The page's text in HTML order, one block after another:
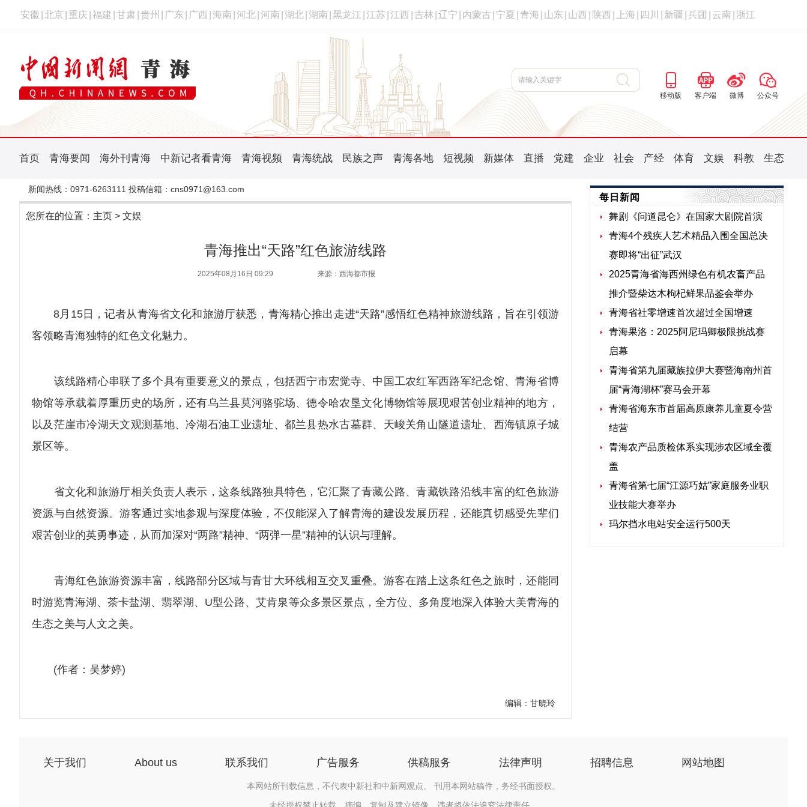
安徽 北京 重庆 福建 甘肃 贵州 广东 广西 海南 河北 河南 湖北 湖南 黑龙江 江苏 江西 吉林 辽宁 内蒙古 宁夏 青海 山东 山西 陕西 上海 四川 新疆 兵团 云南 浙江
移动版 客户端 微博 公众号
首页 青海要闻 海外刊青海 中新记者看青海 青海视频 青海统战 民族之声 青海各地 短视频 新媒体 直播 党建 企业 社会 产经 体育 文娱 科教 生态
新闻热线：0971-6263111 投稿信箱：cns0971@163.com
您所在的位置： 主页 > 文娱
青海推出“天路”红色旅游线路
2025年08月16日 09:29 来源：西海都市报
8月15日，记者从青海省文化和旅游厅获悉，青海精心推出走进“天路”感悟红色精神旅游线路，旨在引领游
客领略青海独特的红色文化魅力。
该线路精心串联了多个具有重要意义的景点，包括西宁市宏觉寺、中国工农红军西路军纪念馆、青海省博
物馆等承载着厚重历史的场所，还有乌兰县莫河骆驼场、德令哈农垦文化博物馆等展现艰苦创业精神的地方，
以及茫崖市冷湖天文观测基地、冷湖石油工业遗址、都兰县热水古墓群、天峻关角山隧道遗址、西海镇原子城
景区等。
省文化和旅游厅相关负责人表示，这条线路独具特色，它汇聚了青藏公路、青藏铁路沿线丰富的红色旅游
资源与自然资源。游客通过实地参观与深度体验，不仅能深入了解青海的建设发展历程，还能真切感受先辈们
艰苦创业的英勇事迹，从而加深对“两路”精神、“两弹一星”精神的认识与理解。
青海红色旅游资源丰富，线路部分区域与青甘大环线相互交叉重叠。游客在踏上这条红色之旅时，还能同
时游览青海湖、茶卡盐湖、翡翠湖、U型公路、艾肯泉等众多景区景点，全方位、多角度地深入体验大美青海的
生态之美与人文之美。
(作者：吴梦婷)
编辑：甘晓玲
每日新闻
舞剧《问道昆仑》在国家大剧院首演
青海4个残疾人艺术精品入围全国总决
赛即将“出征”武汉
2025青海省海西州绿色有机农畜产品
推介暨柴达木枸杞鲜果品鉴会举办
青海省社零增速首次超过全国增速
青海果洛：2025阿尼玛卿极限挑战赛
启幕
青海省第九届藏族拉伊大赛暨海南州首
届“青海湖杯”赛马会开幕
青海省海东市首届高原康养儿童夏令营
结营
青海农产品质检体系实现涉农区域全覆
盖
青海省第七届“江源巧姑”家庭服务业职
业技能大赛举办
玛尔挡水电站安全运行500天
关于我们 About us 联系我们 广告服务 供稿服务 法律声明 招聘信息 网站地图
本网站所刊载信息，不代表中新社和中新网观点。 刊用本网站稿件，务经书面授权。